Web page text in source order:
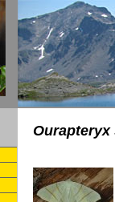
Ourapteryx